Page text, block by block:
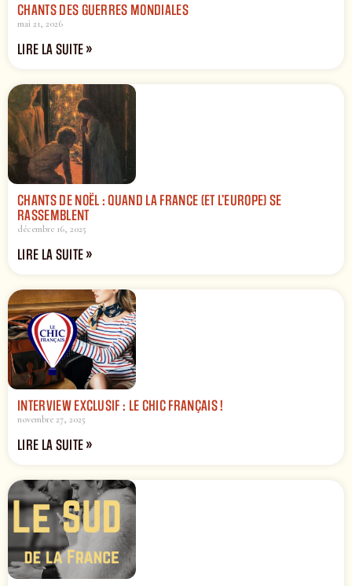
CHANTS DES GUERRES MONDIALES
mai 21, 2026
LIRE LA SUITE »
CHANTS DE NOËL : QUAND LA FRANCE (ET L’EUROPE) SE
RASSEMBLENT
décembre 16, 2025
LIRE LA SUITE »
INTERVIEW EXCLUSIF : LE CHIC FRANÇAIS !
novembre 27, 2025
LIRE LA SUITE »